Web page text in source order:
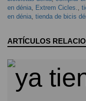
en dénia, Extrem Cicles.,
en dénia, tienda de bicis
ARTÍCULOS